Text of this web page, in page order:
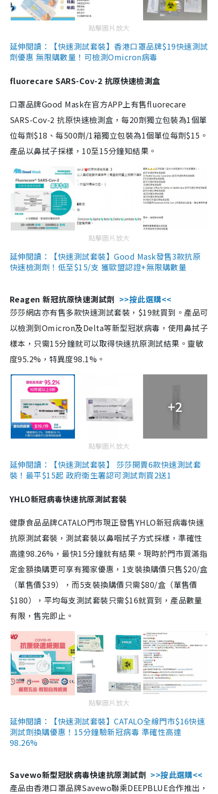
點擊圖片放大
延伸閱讀：【快速測試套裝】香港口罩品牌$19快速測試
劑優惠 無限購數量！可檢測Omicron病毒
fluorecare SARS-Cov-2 抗原快速檢測盒
口罩品牌Good Mask在官方APP上有售fluorecare
SARS-Cov-2 抗原快速檢測盒，每20劑獨立包裝為1個單
位每劑$18、每500劑/1箱獨立包裝為1個單位每劑$15。
產品以鼻拭子採樣，10至15分鐘知結果。
點擊圖片放大
延伸閱讀：【快速測試套裝】Good Mask發售3款抗原
快速檢測劑！低至$15/支 獲歐盟認證+無限購數量
Reagen 新冠抗原快速測試劑 >>按此選購<<
莎莎網店亦有售多款快速測試套裝，$19就買到。產品可
以檢測到Omicron及Delta等新型冠狀病毒，使用鼻拭子
樣本，只需15分鐘就可以取得快速抗原測試結果。靈敏
度95.2%，特異度98.1%。
+2
點擊圖片放大
延伸閱讀：【快速測試套裝】 莎莎開賣6款快速測試套
裝！最平$15起 政府衛生署認可測試劑買2送1
YHLO新冠病毒快速抗原測試套裝
健康食品品牌CATALO門市現正發售YHLO新冠病毒快速
抗原測試套裝，測試套裝以鼻咽拭子方式採樣，準確性
高達98.26%，最快15分鐘就有結果。現時於門市買滿指
定金額換購更可享有獨家優惠，1支裝換購價只售$20/盒
（單售價$39），而5支裝換購價只需$80/盒（單售價
$180），平均每支測試套裝只需$16就買到，產品數量
有限，售完即止。
點擊圖片放大
延伸閱讀：【快速測試套裝】CATALO全線門市$16快速
測試劑換購優惠！15分鐘驗新冠病毒 準確性高達
98.26%
Savewo新型冠狀病毒快速抗原測試劑 >>按此選購<<
產品由香港口罩品牌Savewo聯乘DEEPBLUE合作推出，